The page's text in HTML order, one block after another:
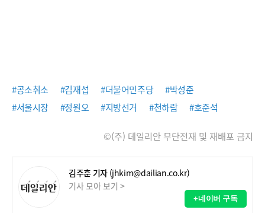
#공소취소 #김재섭 #더불어민주당
#박성준
#서울시장
#정원오 #지방선거 #천하람 #호준석
©(주) 데일리안 무단전재 및 재배포 금지
김주훈 기자 (jhkim@dailian.co.kr)
기사 모아 보기 >
+네이버 구독